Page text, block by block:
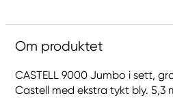
Om produktet
CASTELL 9000 Jumbo i sett,
Castell med ekstra tykt bly. 5,3